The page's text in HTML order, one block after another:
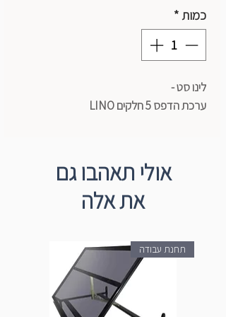
כמות*
לינו סט -
ערכת הדפס 5 חלקים LINO
אולי תאהבו גם
את אלה
תחנת עבודה